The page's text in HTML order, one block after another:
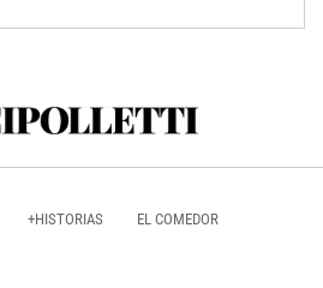
+HISTORIAS EL COMEDOR